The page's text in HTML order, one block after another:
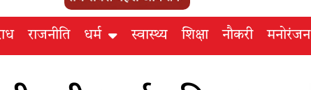
राजनीति धर्म स्वास्थ्य शिक्षा नौकरी मनोरंजन